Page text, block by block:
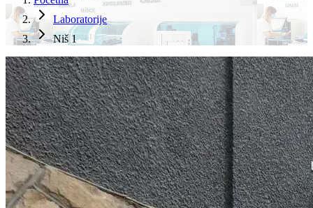
Laboratorije
Niš 1